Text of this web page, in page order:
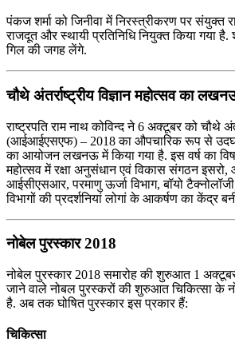
पंकज शर्मा को जिनीवा में निरस्त्रीकरण पर संयुक्त
राजदूत और स्थायी प्रतिनिधि नियुक्त किया गया है.
गिल की जगह लेंगे.
चौथे अंतर्राष्‍ट्रीय विज्ञान महोत्‍सव का
राष्ट्रपति राम नाथ कोविन्द ने 6 अक्टूबर को चौथे
(आईआईएसएफ) – 2018 का औपचारिक रूप से
का आयोजन लखनऊ में किया गया है. इस वर्ष का विषय
महोत्‍सव में रक्षा अनुसंधान एवं विकास संगठन
आईसीएसआर, परमाणु ऊर्जा विभाग, बॉयो
विभागों की प्रदर्शनियां लोगां के आकर्षण का केंद्र
नोबेल पुरस्कार 2018
नोबेल पुरस्कार 2018 समारोह की शुरुआत 1
जाने वाले नोबल पुरस्करों की शुरुआत चिकित्सा के
है. अब तक घोषित पुरस्कार इस प्रकार हैं:
चिकित्सा